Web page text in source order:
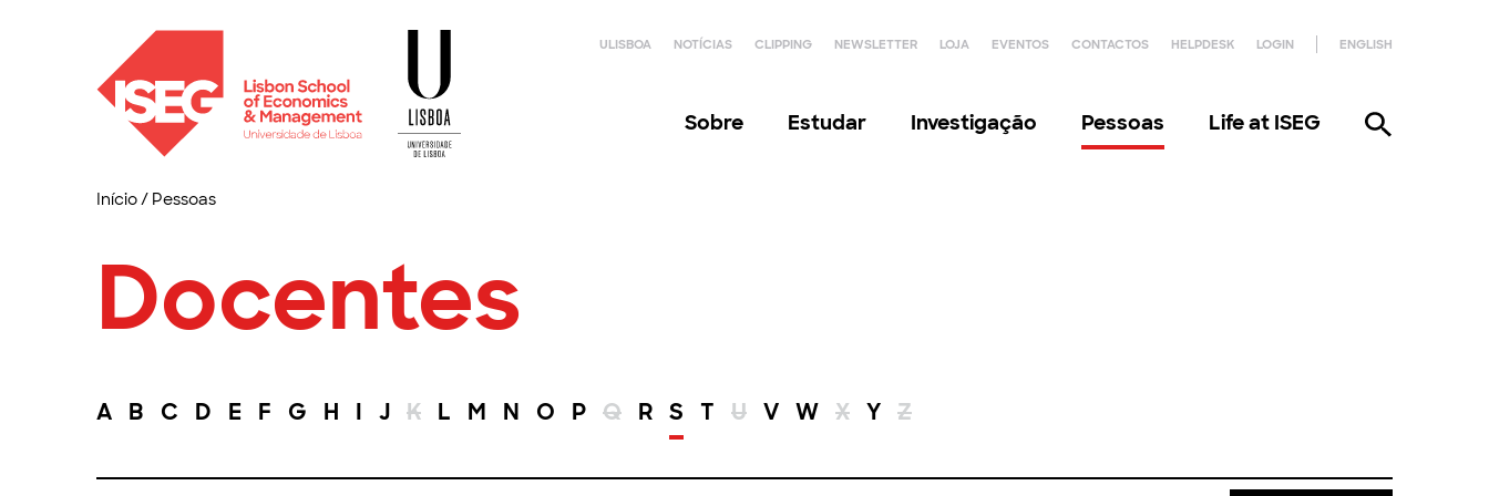
ULISBOA NOTÍCIAS CLIPPING NEWSLETTER LOJA EVENTOS CONTACTOS HELPDESK LOGIN ENGLISH
Sobre Estudar Investigação Pessoas Life at ISEG
Início/ Pessoas
Docentes
A B C D E F G H I J K L M N O P Q R S T U V W X Y Z